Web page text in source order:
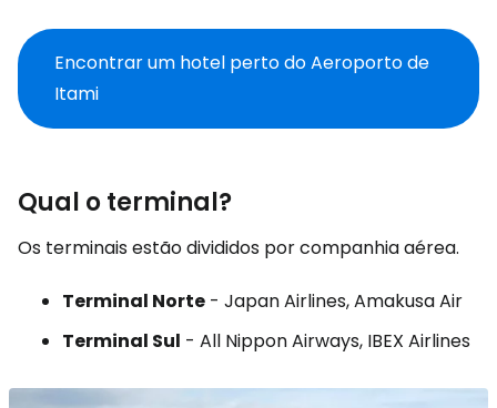
Encontrar um hotel perto do Aeroporto de
Itami
Qual o terminal?
Os terminais estão divididos por companhia aérea.
Terminal Norte - Japan Airlines, Amakusa Air
Terminal Sul - All Nippon Airways, IBEX Airlines